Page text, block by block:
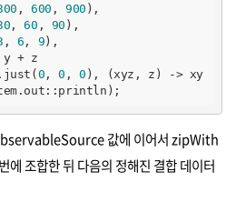
, 600 , 900 ),
, 60 , 90 ),
, 6 , 9 ),
0 , 0 , 0 ), (xyz, z) -> xy
값에 이어서 zipWith
에 조합한 뒤 다음의 정해진 결합 데이터